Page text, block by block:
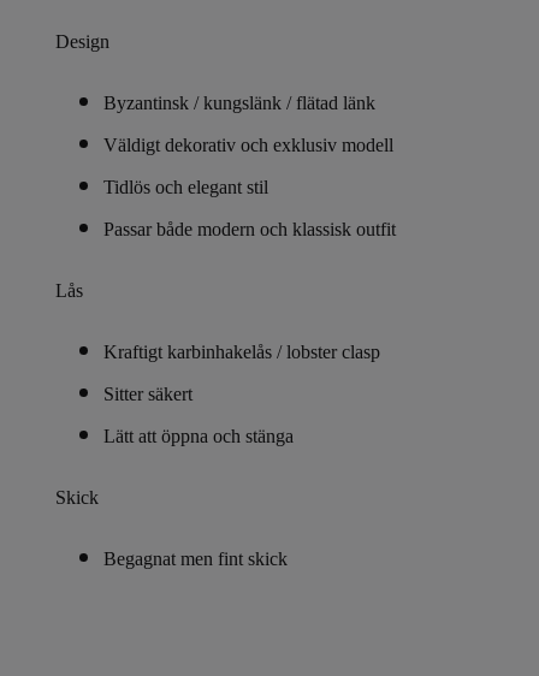
Design
Byzantinsk / kungslänk / flätad länk
Väldigt dekorativ och exklusiv modell
Tidlös och elegant stil
Passar både modern och klassisk outfit
Lås
Kraftigt karbinhakelås / lobster clasp
Sitter säkert
Lätt att öppna och stänga
Skick
Begagnat men fint skick